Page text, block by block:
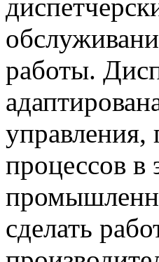
работы.
управления,
процессов в
сделать